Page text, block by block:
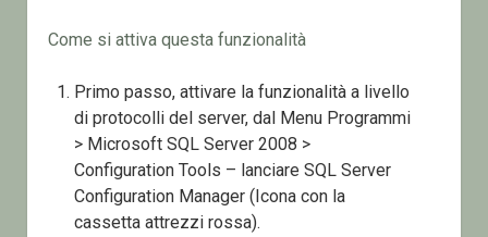
Come si attiva questa funzionalità
Primo passo, attivare la funzionalità a livello
di protocolli del server, dal Menu Programmi
> Microsoft SQL Server 2008 >
Configuration Tools – lanciare SQL Server
Configuration Manager (Icona con la
cassetta attrezzi rossa).